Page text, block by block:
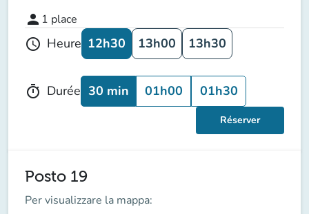
person 1 place
schedule Heure 12h30 13h00 13h30
timer Durée 30 min 01h00 01h30
Réserver
Posto 19
Per visualizzare la mappa: